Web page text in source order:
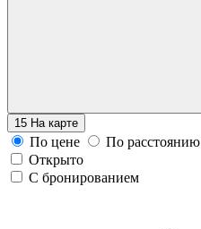
15 На карте
По цене
По расстоянию
Открыто
С бронированием